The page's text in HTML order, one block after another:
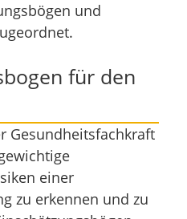
und
für den
Gesundheitsfachkraft
einer
zu erkennen und zu